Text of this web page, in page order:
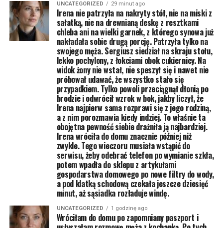
UNCATEGORIZED 29 minut ago
Irena nie patrzyła na nakryty stół, nie na miski z
sałatką, nie na drewnianą deskę z resztkami
chleba ani na wielki garnek, z którego synowa już
nakładała sobie drugą porcję. Patrzyła tylko na
swojego męża. Sergiusz siedział na skraju stołu,
lekko pochylony, z łokciami obok cukiernicy. Na
widok żony nie wstał, nie speszył się i nawet nie
próbował udawać, że wszystko stało się
przypadkiem. Tylko powoli przeciągnął dłonią po
brodzie i odwrócił wzrok w bok, jakby liczył, że
Irena najpierw sama rozprawi się z jego rodziną,
a z nim porozmawia kiedy indziej. To właśnie ta
obojętna pewność siebie drażniła ją najbardziej.
Irena wróciła do domu znacznie później niż
zwykle. Tego wieczoru musiała wstąpić do
serwisu, żeby odebrać telefon po wymianie szkła,
potem wpadła do sklepu z artykułami
gospodarstwa domowego po nowe filtry do wody,
a pod klatką schodową czekała jeszcze dziesięć
minut, aż sąsiadka rozładuje windę.
UNCATEGORIZED 1 godzinę ago
Wróciłam do domu po zapomniany paszport i